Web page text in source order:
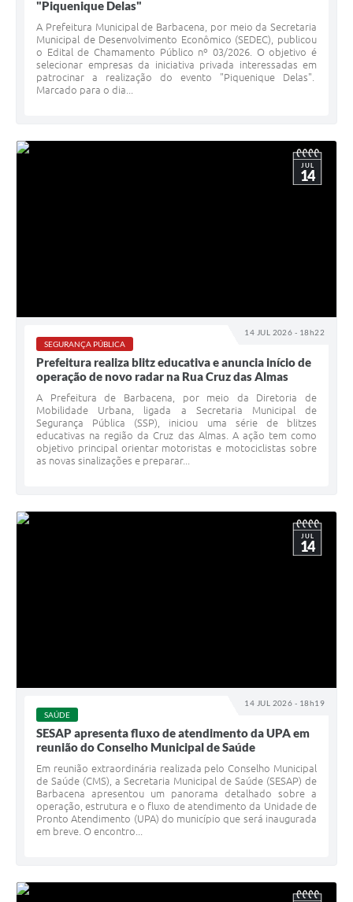
"Piquenique Delas"
A Prefeitura Municipal de Barbacena, por meio da Secretaria
Municipal de Desenvolvimento Econômico (SEDEC), publicou
o Edital de Chamamento Público nº 03/2026. O objetivo é
selecionar empresas da iniciativa privada interessadas em
patrocinar a realização do evento "Piquenique Delas".
Marcado para o dia...
14 JUL 2026 - 18h22
JUL
14
SEGURANÇA PÚBLICA
Prefeitura realiza blitz educativa e anuncia início de
operação de novo radar na Rua Cruz das Almas
A Prefeitura de Barbacena, por meio da Diretoria de
Mobilidade Urbana, ligada a Secretaria Municipal de
Segurança Pública (SSP), iniciou uma série de blitzes
educativas na região da Cruz das Almas. A ação tem como
objetivo principal orientar motoristas e motociclistas sobre
as novas sinalizações e preparar...
14 JUL 2026 - 18h19
JUL
14
SAÚDE
SESAP apresenta fluxo de atendimento da UPA em
reunião do Conselho Municipal de Saúde
Em reunião extraordinária realizada pelo Conselho Municipal
de Saúde (CMS), a Secretaria Municipal de Saúde (SESAP) de
Barbacena apresentou um panorama detalhado sobre a
operação, estrutura e o fluxo de atendimento da Unidade de
Pronto Atendimento (UPA) do município que será inaugurada
em breve. O encontro...